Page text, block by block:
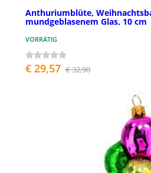
Anthuriumblüte,
mundgeblasenem Glas, 10 cm
VORRÄTIG
€ 29,57 € 32,90